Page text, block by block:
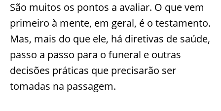
São muitos os pontos a avaliar. O que vem
primeiro à mente, em geral, é o testamento.
Mas, mais do que ele, há diretivas de saúde,
passo a passo para o funeral e outras
decisões práticas que precisarão ser
tomadas na passagem.